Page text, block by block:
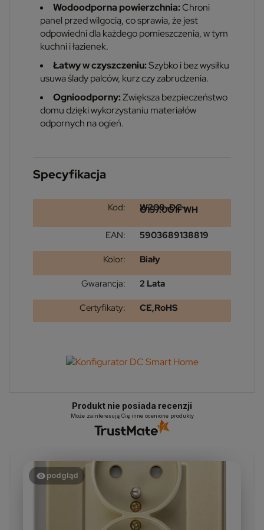
Wodoodporna powierzchnia:Chroni
panel przed wilgocią, co sprawia, że jest
odpowiedni dla każdego pomieszczenia, w tym
kuchni i łazienek.
Łatwy w czyszczeniu:Szybko i bez wysiłku
usuwa ślady palców, kurz czy zabrudzenia.
Ognioodporny:Zwiększa bezpieczeństwo
domu dzięki wykorzystaniu materiałów
odpornych na ogień.
Specyfikacja
Kod: W208-DC-
G157.0G1FWH
EAN: 5903689138819
Kolor: Biały
Gwarancja: 2 Lata
Certyfikaty: CE,RoHS
Produkt nie posiada recenzji
Może zainteresują Cię inne ocenione produkty
podgląd